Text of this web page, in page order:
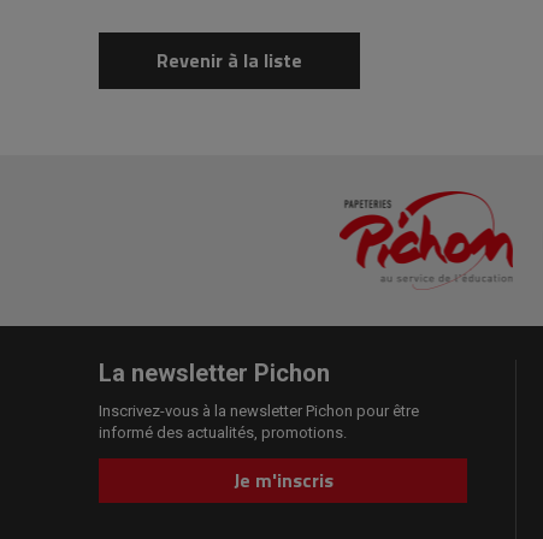
Revenir à la liste
La newsletter Pichon
Inscrivez-vous à la newsletter Pichon pour être
informé des actualités, promotions.
Je m'inscris